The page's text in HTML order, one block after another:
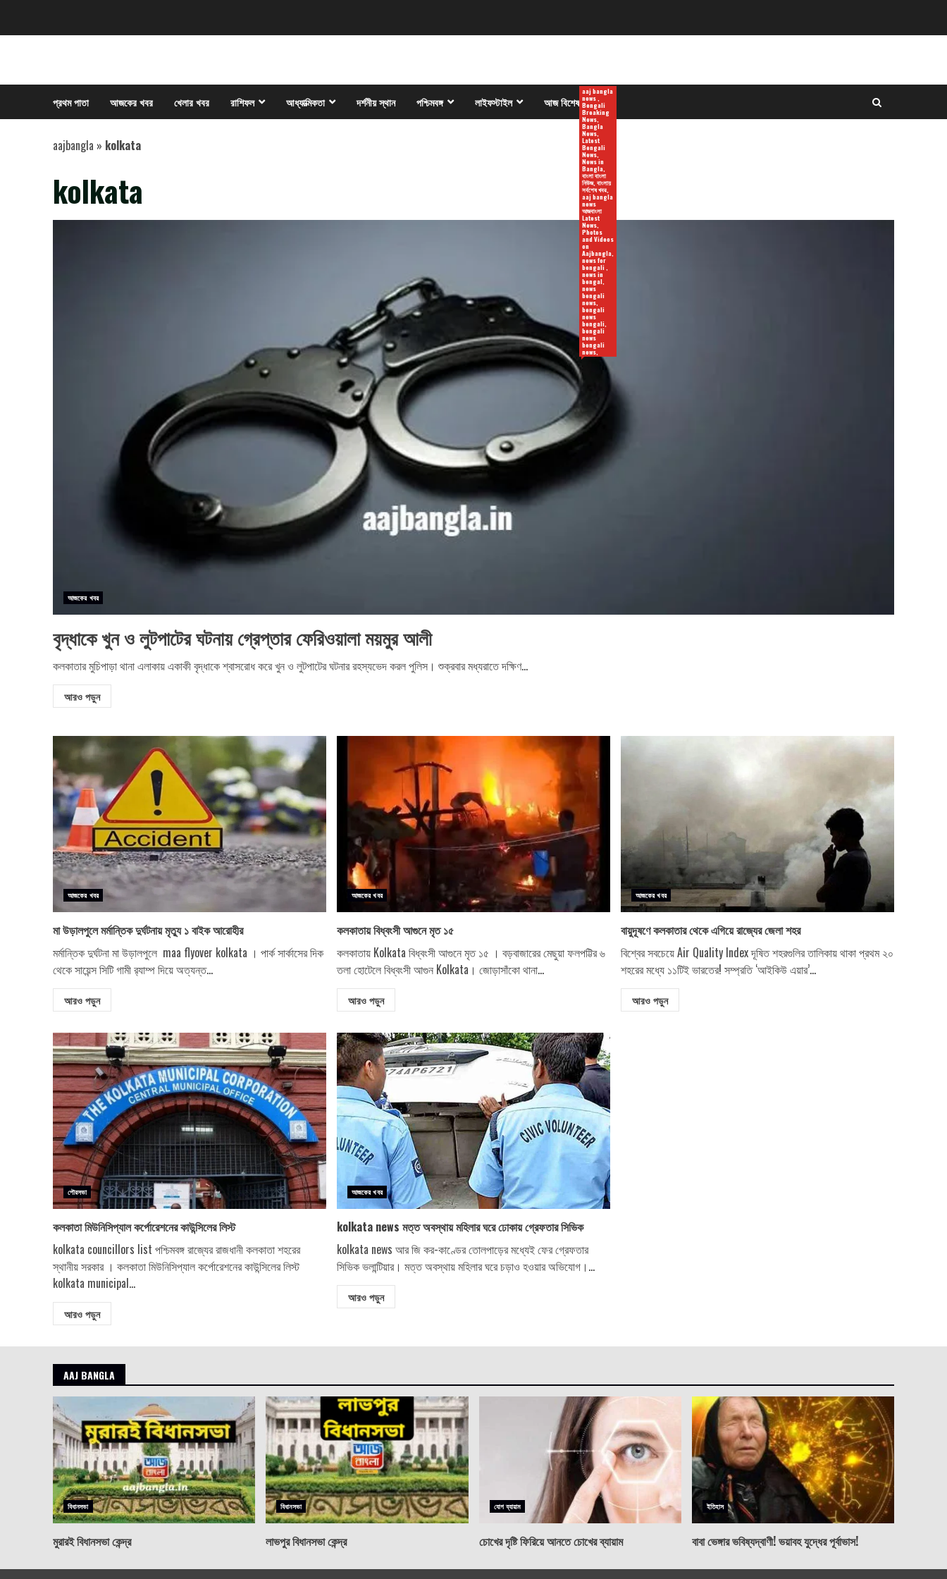
প্রথম পাতা আজকের খবর খেলার খবর রাশিফল আধ্যাত্মিকতা দর্শনীয় স্থান পশ্চিমবঙ্গ লাইফস্টাইল আজ বিশেষ
aaj bangla
news ,
Bengali
Breaking
News,
Bangla
News,
Latest
Bengali
News,
News in
Bangla,
বাংলা বাংলা
নিউজ, বাংলায়
সর্বশেষ খবর,
aaj bangla
news
আজবাংলা
Latest
News,
Photos
and Videos
on
Aajbangla,
news for
bengali ,
news in
bengal,
news
bengali
news,
bengali
news
bengali,
bengali
news
bengali
news,
aajbangla » kolkata
kolkata
আজকের খবর
বৃদ্ধাকে খুন ও লুটপাটের ঘটনায় গ্রেপ্তার ফেরিওয়ালা ময়মুর আলী
কলকাতার মুচিপাড়া থানা এলাকায় একাকী বৃদ্ধাকে শ্বাসরোধ করে খুন ও লুটপাটের ঘটনার রহস্যভেদ করল পুলিস। শুক্রবার মধ্যরাতে দক্ষিণ...
আরও পড়ুন
আজকের খবর
মা উড়ালপুলে মর্মান্তিক দুর্ঘটনায় মৃত্যু ১ বাইক আরোহীর
মর্মান্তিক দুর্ঘটনা মা উড়ালপুলে maa flyover kolkata । পার্ক সার্কাসের দিক
থেকে সায়েন্স সিটি গামী র‍্যাম্প দিয়ে অত্যন্ত...
আরও পড়ুন
আজকের খবর
কলকাতায় বিধ্বংসী আগুনে মৃত ১৫
কলকাতায় Kolkata বিধ্বংসী আগুনে মৃত ১৫ । বড়বাজারের মেছুয়া ফলপট্টির ৬
তলা হোটেলে বিধ্বংসী আগুন Kolkata। জোড়াসাঁকো থানা...
আরও পড়ুন
আজকের খবর
বায়ুদূষণে কলকাতার থেকে এগিয়ে রাজ্যের জেলা শহর
বিশ্বের সবচেয়ে Air Quality Index দূষিত শহরগুলির তালিকায় থাকা প্রথম ২০
শহরের মধ্যে ১১টিই ভারতের! সম্প্রতি ‘আইকিউ এয়ার’...
আরও পড়ুন
পৌরসভা
কলকাতা মিউনিসিপ্যাল ​​কর্পোরেশনের কাউন্সিলের লিস্ট
kolkata councillors list পশ্চিমবঙ্গ রাজ্যের রাজধানী কলকাতা শহরের
স্থানীয় সরকার । কলকাতা মিউনিসিপ্যাল ​​কর্পোরেশনের কাউন্সিলের লিস্ট
kolkata municipal...
আরও পড়ুন
আজকের খবর
kolkata news মত্ত অবস্থায় মহিলার ঘরে ঢোকায় গ্রেফতার সিভিক
kolkata news আর জি কর-কাণ্ডের তোলপাড়ের মধ্যেই ফের গ্রেফতার
সিভিক ভলান্টিয়ার। মত্ত অবস্থায় মহিলার ঘরে চড়াও হওয়ার অভিযোগ।...
আরও পড়ুন
AAJ BANGLA
বিধানসভা
মুরারই বিধানসভা কেন্দ্র
বিধানসভা
লাভপুর বিধানসভা কেন্দ্র
যোগ ব্যায়াম
চোখের দৃষ্টি ফিরিয়ে আনতে চোখের ব্যায়াম
ইতিহাস
বাবা ভেঙ্গার ভবিষ্যদ্বাণী! ভয়াবহ যুদ্ধের পূর্বাভাস!